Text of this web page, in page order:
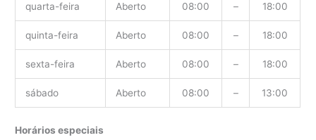
quarta-feira Aberto 08:00 – 18:00
quinta-feira Aberto 08:00 – 18:00
sexta-feira Aberto 08:00 – 18:00
sábado Aberto 08:00 – 13:00
Horários especiais